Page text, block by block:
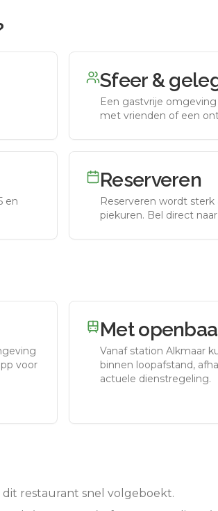
Sfeer &
Een gastvrije
met vrienden of een
en
Reserveren
Reserveren wordt
piekuren. Bel direct naar
voor
Met
Vanaf station Alkmaar
binnen loopafstand,
actuele dienstregeling.
restaurant snel volgeboekt.